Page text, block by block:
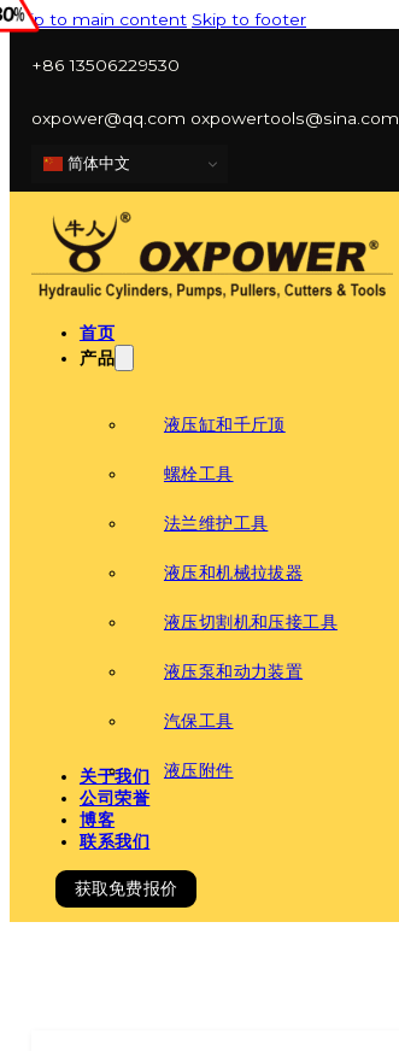
Skip to main content Skip to footer
+86 13506229530
oxpower@qq.com oxpowertools@sina.com
简体中文
首页
产品
液压缸和千斤顶
螺栓工具
法兰维护工具
液压和机械拉拔器
液压切割机和压接工具
液压泵和动力装置
汽保工具
液压附件
关于我们
公司荣誉
博客
联系我们
获取免费报价